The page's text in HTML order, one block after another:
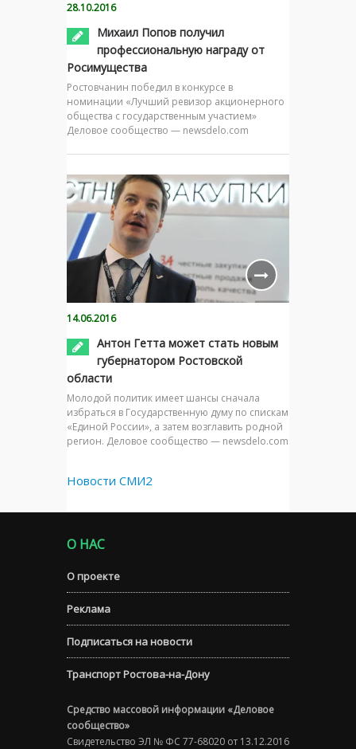
28.10.2016
Михаил Попов получил
профессиональную награду от
Росимущества
Ростовчанин победил в конкурсе в
номинации «Лучший ревизор акционерного
общества с государственным участием»
Деловое сообщество — newsdelo.com
14.06.2016
Антон Гетта может стать новым
губернатором Ростовской
области
Молодой политик имеет шансы сначала
избраться в Государственную думу по спискам
«Единой России», а затем возглавить родной
регион. Деловое сообщество — newsdelo.com
Новости СМИ2
О НАС
О проекте
Реклама
Подписаться на новости
Транспорт Ростова-на-Дону
Средство массовой информации «Деловое
сообщество»
Свидетельство ЭЛ № ФС 77-68020 от 13.12.2016